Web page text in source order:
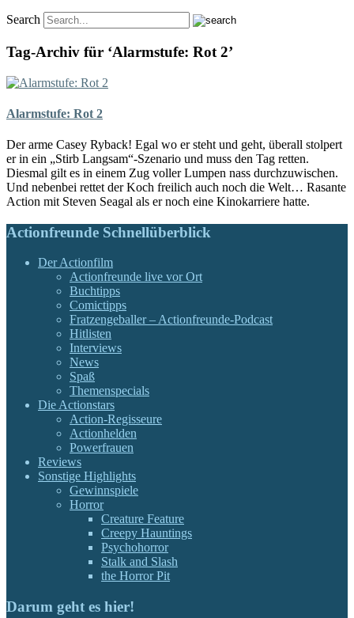
Search
Tag-Archiv für ‘Alarmstufe: Rot 2’
Alarmstufe: Rot 2
Der arme Casey Ryback! Egal wo er steht und geht, überall stolpert
er in ein „Stirb Langsam“-Szenario und muss den Tag retten.
Diesmal gilt es in einem Zug voller Lumpen nass durchzuwischen.
Und nebenbei rettet der Koch freilich auch noch die Welt… Rasante
Action mit Steven Seagal als er noch eine Kinokarriere hatte.
Actionfreunde Schnellüberblick
Der Actionfilm
Actionfreunde live vor Ort
Buchtipps
Comictipps
Fratzengeballer – Actionfreunde-Podcast
Hitlisten
Interviews
News
Spaß
Themenspecials
Die Actionstars
Action-Regisseure
Actionhelden
Powerfrauen
Reviews
Sonstige Highlights
Gewinnspiele
Horror
Creature Feature
Creepy Hauntings
Psychohorror
Stalk and Slash
the Horror Pit
Darum geht es hier!